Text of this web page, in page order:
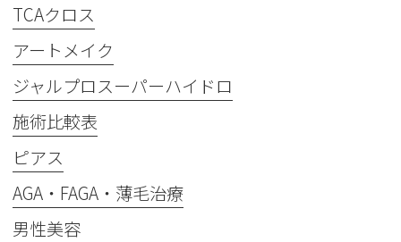
TCAクロス
アートメイク
ジャルプロスーパーハイドロ
施術比較表
ピアス
AGA・FAGA・薄毛治療
男性美容